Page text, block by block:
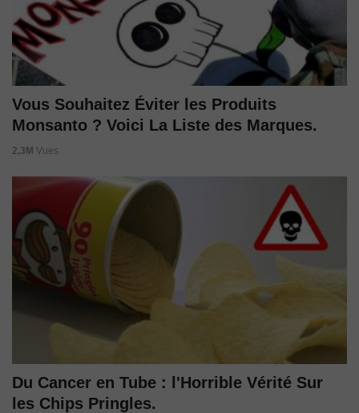
Vous Souhaitez Éviter les Produits
Monsanto ? Voici La Liste des Marques.
2,3M Vues
Du Cancer en Tube : l'Horrible Vérité Sur
les Chips Pringles.